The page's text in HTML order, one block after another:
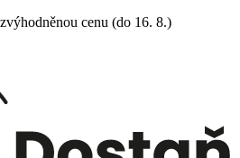
cenu (do 16. 8.)